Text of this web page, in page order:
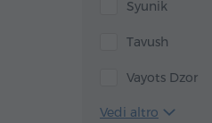
Syunik
Tavush
Vayots Dzor
Vedi altro